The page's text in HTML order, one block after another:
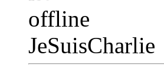
JeSuisCharlie